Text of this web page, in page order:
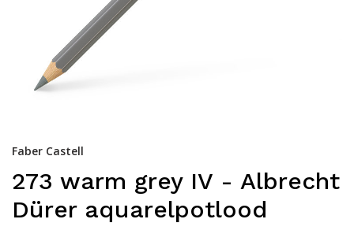
Faber Castell
273 warm grey IV - Albrecht
Dürer aquarelpotlood